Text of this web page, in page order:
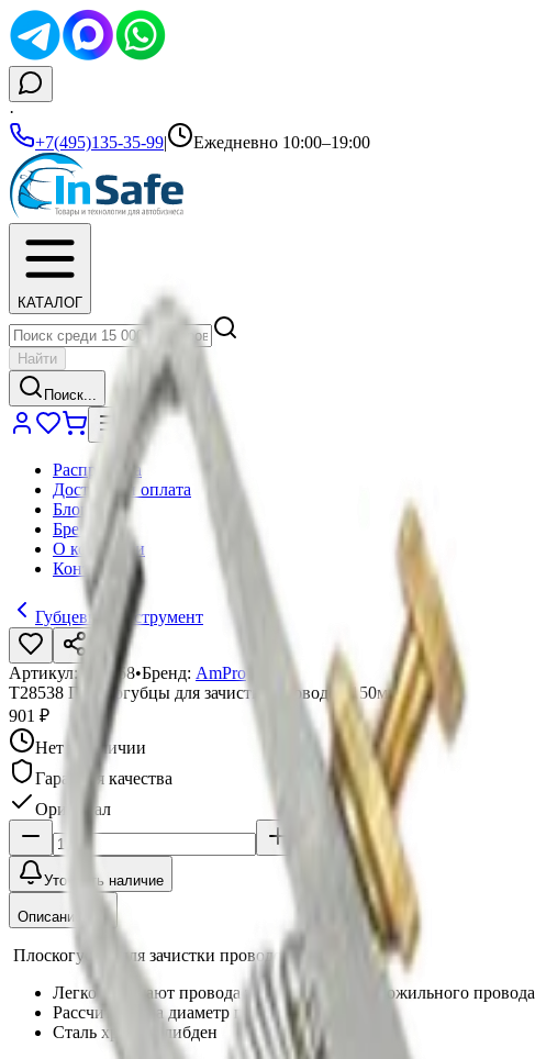
·
+7(495)135-35-99| Ежедневно 10:00–19:00
КАТАЛОГ
Найти
Поиск...
Распродажа
Доставка и оплата
Блог
Бренды
О компании
Контакты
Губцевый инструмент
Артикул: 002968•Бренд: AmPro
T28538 Плоскогубцы для зачистки проводов 150мм
901 ₽
Нет в наличии
Гарантия качества
Оригинал
Уточнить наличие
Описание
Плоскогубцы для зачистки проводов 6" (150мм)
Легко зачищают провода твердого или многожильного провода
Рассчитаны на диаметр провода 1, 5мм
Сталь хром-молибден